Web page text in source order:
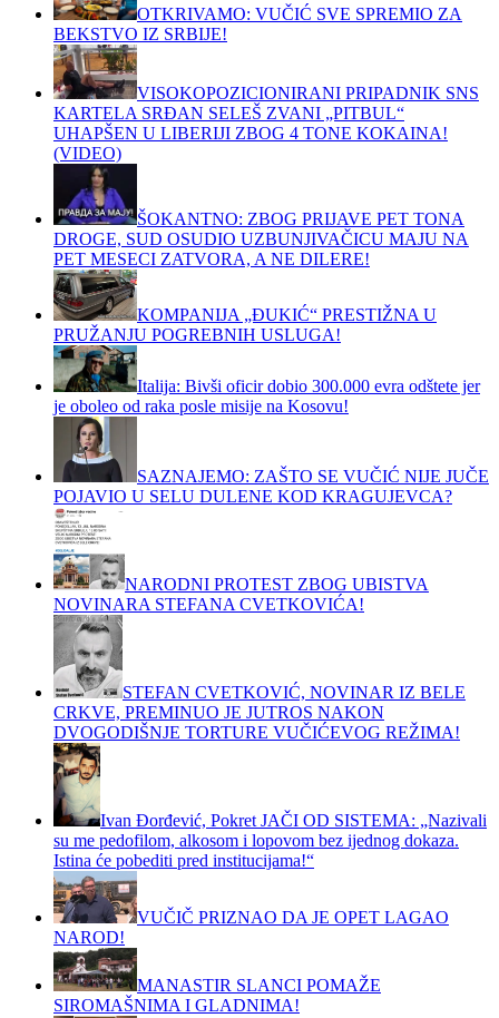
OTKRIVAMO: VUČIĆ SVE SPREMIO ZA
BEKSTVO IZ SRBIJE!
VISOKOPOZICIONIRANI PRIPADNIK SNS
KARTELA SRĐAN SELEŠ ZVANI „PITBUL“
UHAPŠEN U LIBERIJI ZBOG 4 TONE KOKAINA!
(VIDEO)
ŠOKANTNO: ZBOG PRIJAVE PET TONA
DROGE, SUD OSUDIO UZBUNJIVAČICU MAJU NA
PET MESECI ZATVORA, A NE DILERE!
KOMPANIJA „ĐUKIĆ“ PRESTIŽNA U
PRUŽANJU POGREBNIH USLUGA!
Italija: Bivši oficir dobio 300.000 evra odštete jer
je oboleo od raka posle misije na Kosovu!
SAZNAJEMO: ZAŠTO SE VUČIĆ NIJE JUČE
POJAVIO U SELU DULENE KOD KRAGUJEVCA?
NARODNI PROTEST ZBOG UBISTVA
NOVINARA STEFANA CVETKOVIĆA!
STEFAN CVETKOVIĆ, NOVINAR IZ BELE
CRKVE, PREMINUO JE JUTROS NAKON
DVOGODIŠNJE TORTURE VUČIĆEVOG REŽIMA!
Ivan Đorđević, Pokret JAČI OD SISTEMA: „Nazivali
su me pedofilom, alkosom i lopovom bez ijednog dokaza.
Istina će pobediti pred institucijama!“
VUČIČ PRIZNAO DA JE OPET LAGAO
NAROD!
MANASTIR SLANCI POMAŽE
SIROMAŠNIMA I GLADNIMA!